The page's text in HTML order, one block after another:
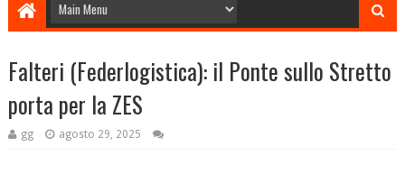
Falteri (Federlogistica): il Ponte sullo Stretto
porta per la ZES
gg agosto 29, 2025